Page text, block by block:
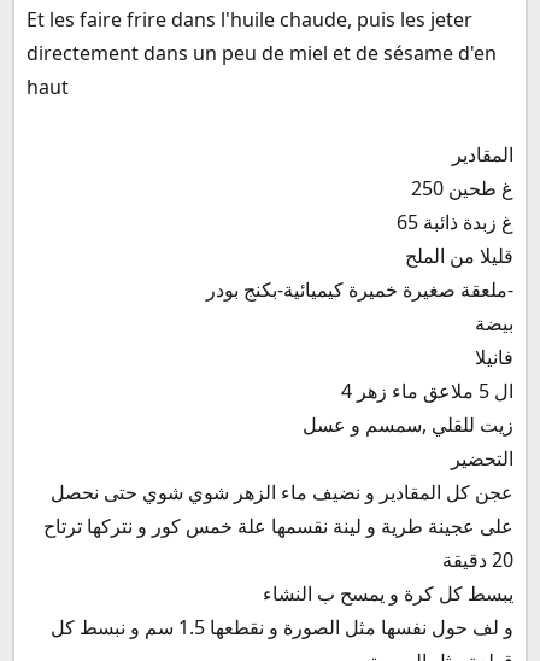
Et les faire frire dans l'huile chaude, puis les jeter
directement dans un peu de miel et de sésame d'en
haut
المقادير
250 غ طحين
65 غ زبدة ذائبة
قليلا من الملح
ملعقة صغيرة خميرة كيميائية-بكنج بودر-
بيضة
فانيلا
4 ال 5 ملاعق ماء زهر
زيت للقلي ,سمسم و عسل
التحضير
عجن كل المقادير و نضيف ماء الزهر شوي شوي حتى نحصل
على عجينة طرية و لينة نقسمها علة خمس كور و نتركها ترتاح
20 دقيقة
يبسط كل كرة و يمسح ب النشاء
و لف حول نفسها مثل الصورة و نقطعها 1.5 سم و نبسط كل